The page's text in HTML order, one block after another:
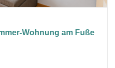
Wohnung am Fuße